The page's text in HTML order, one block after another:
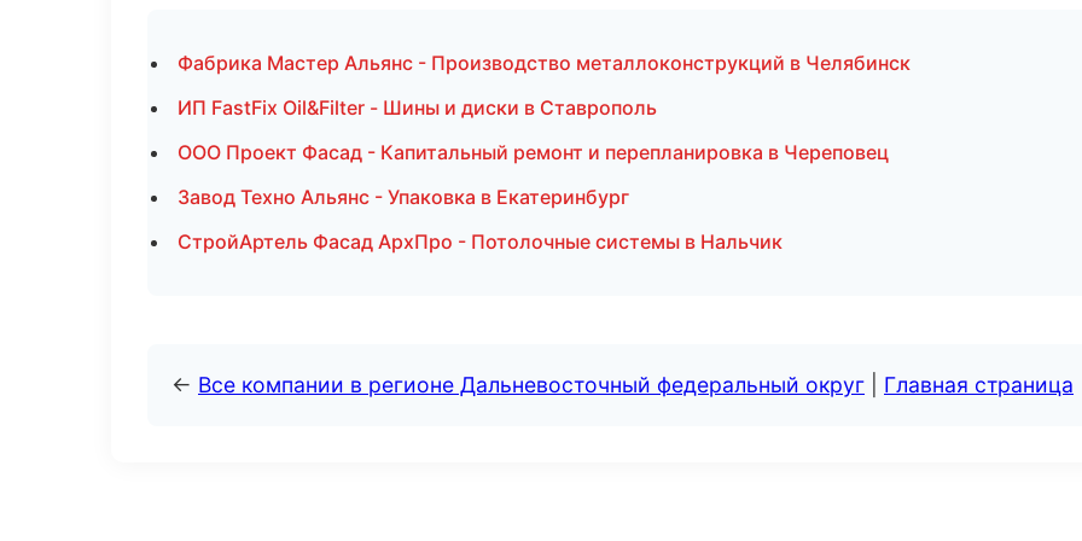
Фабрика Мастер Альянс - Производство металлоконструкций в Челябинск
ИП FastFix Oil&Filter - Шины и диски в Ставрополь
ООО Проект Фасад - Капитальный ремонт и перепланировка в Череповец
Завод Техно Альянс - Упаковка в Екатеринбург
СтройАртель Фасад АрхПро - Потолочные системы в Нальчик
← Все компании в регионе Дальневосточный федеральный округ Главная страница